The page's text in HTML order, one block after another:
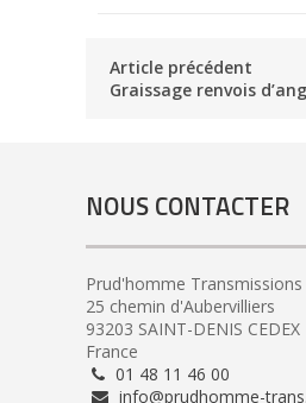
Article précédent
Graissage renvois
NOUS CONTACTER
Prud'homme Transmissions
25 chemin d'Aubervilliers
93203 SAINT-DENIS CEDEX
France
01 48 11 46 00
info@prudhomme-